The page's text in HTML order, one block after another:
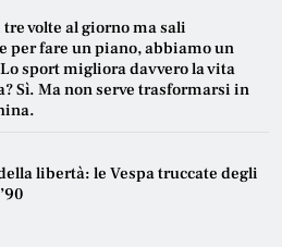
volte al giorno ma sali
per fare un piano, abbiamo un
sport migliora davvero la vita
Sì. Ma non serve trasformarsi in
libertà: le Vespa truccate degli